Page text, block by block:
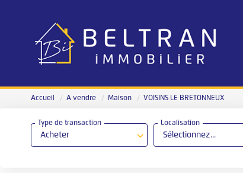
Accueil A vendre Maison VOISINS LE BRETONNEUX
Acheter
Type de transaction
Sélectionnez...
Localisation